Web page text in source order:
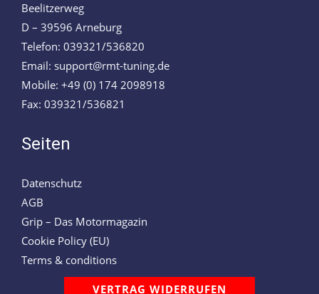
Beelitzerweg
D – 39596 Arneburg
Telefon: 039321/536820
Email: support@rmt-tuning.de
Mobile: +49 (0) 174 2098918
Fax: 039321/536821
Seiten
Datenschutz
AGB
Grip – Das Motormagazin
Cookie Policy (EU)
Terms & conditions
VERTRAG WIDERRUFEN